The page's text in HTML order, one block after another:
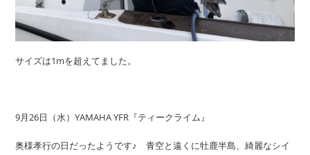
サイズは1mを超えてました。
9月26日（水）YAMAHA YFR『ティークライム』
奥様孝行の日だったようです♪ 青空と遠くに牡鹿半島、綺麗なシイ